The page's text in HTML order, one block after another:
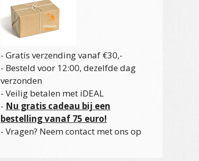
- Gratis verzending vanaf €30,-
- Besteld voor 12:00, dezelfde dag
verzonden
- Veilig betalen met iDEAL
- Nu gratis cadeau bij een
bestelling vanaf 75 euro!
- Vragen? Neem contact met ons op